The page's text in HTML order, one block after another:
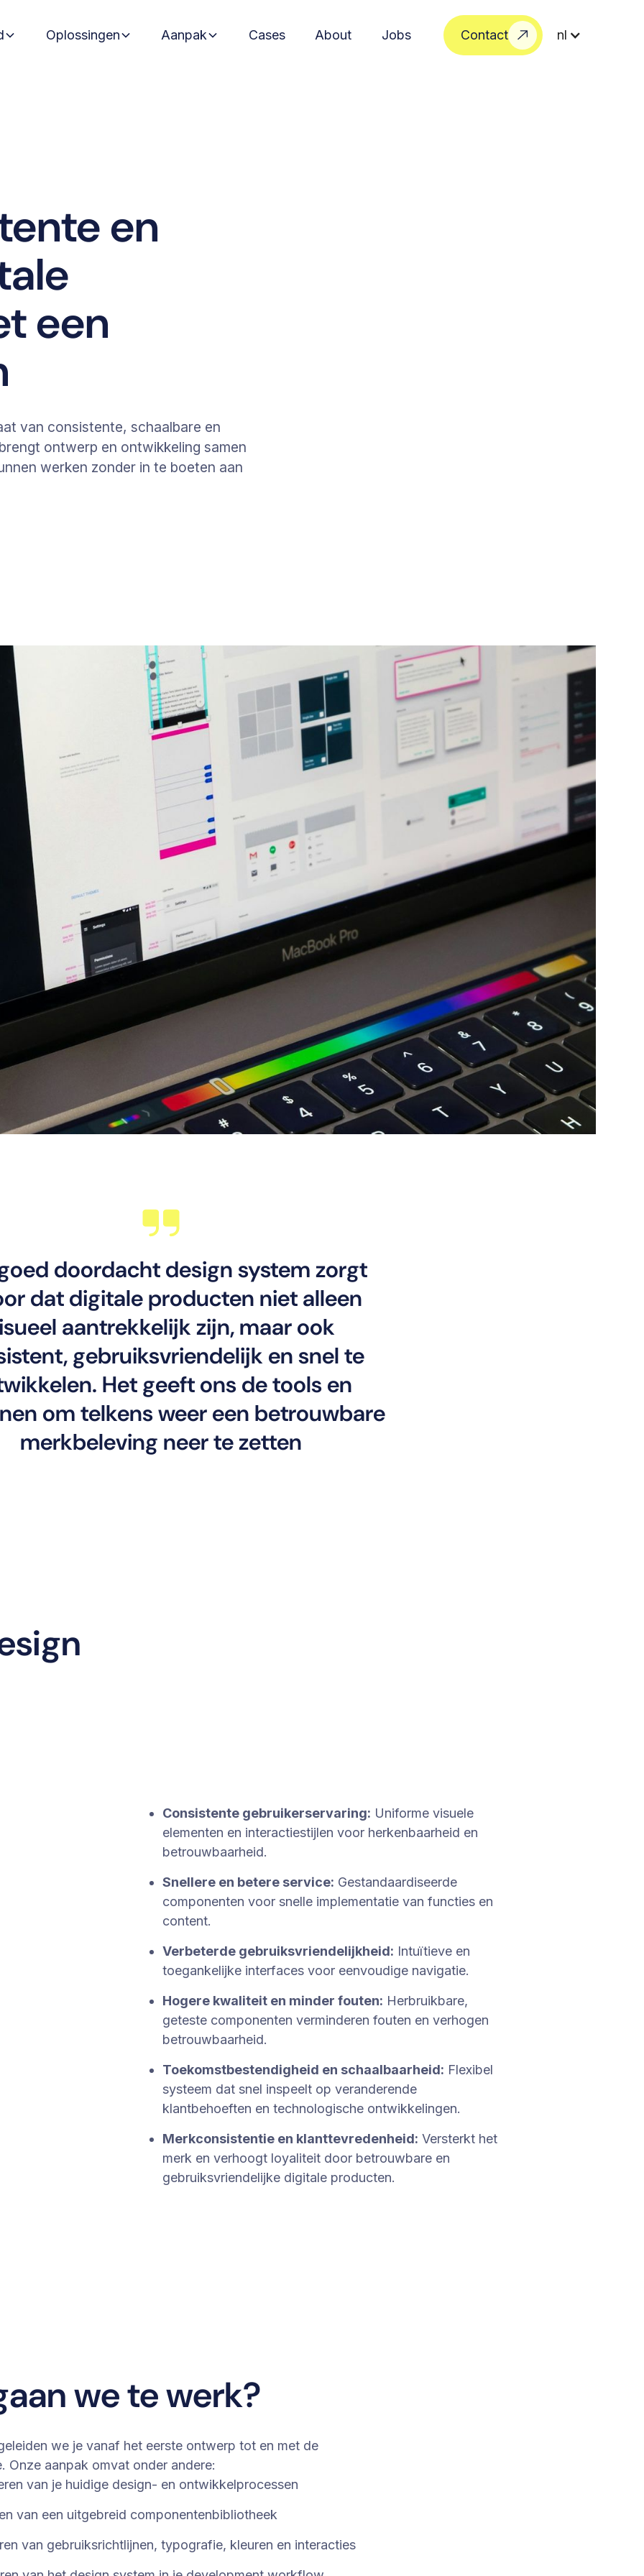
Oplossingen Aanpak Cases About Jobs Contact nl
en
een
van consistente, schaalbare en
ontwerp en ontwikkeling samen
werken zonder in te boeten aan
doordacht design system zorgt
dat digitale producten niet alleen
aantrekkelijk zijn, maar ook
gebruiksvriendelijk en snel te
Het geeft ons de tools en
om telkens weer een betrouwbare
merkbeleving neer te zetten
Consistente gebruikerservaring: Uniforme visuele
elementen en interactiestijlen voor herkenbaarheid en
betrouwbaarheid.
Snellere en betere service: Gestandaardiseerde
componenten voor snelle implementatie van functies en
content.
Verbeterde gebruiksvriendelijkheid: Intuïtieve en
toegankelijke interfaces voor eenvoudige navigatie.
Hogere kwaliteit en minder fouten: Herbruikbare,
geteste componenten verminderen fouten en verhogen
betrouwbaarheid.
Toekomstbestendigheid en schaalbaarheid: Flexibel
systeem dat snel inspeelt op veranderende
klantbehoeften en technologische ontwikkelingen.
Merkconsistentie en klanttevredenheid: Versterkt het
merk en verhoogt loyaliteit door betrouwbare en
gebruiksvriendelijke digitale producten.
we te werk?
we je vanaf het eerste ontwerp tot en met de
Onze aanpak omvat onder andere:
van je huidige design- en ontwikkelprocessen
van een uitgebreid componentenbibliotheek
van gebruiksrichtlijnen, typografie, kleuren en interacties